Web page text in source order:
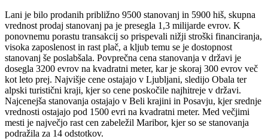
Lani je bilo prodanih približno 9500 stanovanj in 5900 hiš, skupna
vrednost prodaj stanovanj pa je presegla 1,3 milijarde evrov. K
ponovnemu porastu transakcij so prispevali nižji stroški financiranja,
visoka zaposlenost in rast plač, a kljub temu se je dostopnost
stanovanj še poslabšala. Povprečna cena stanovanja v državi je
dosegla 3200 evrov na kvadratni meter, kar je skoraj 300 evrov več
kot leto prej. Najvišje cene ostajajo v Ljubljani, sledijo Obala ter
alpski turistični kraji, kjer so cene poskočile najhitreje v državi.
Najcenejša stanovanja ostajajo v Beli krajini in Posavju, kjer srednje
vrednosti ostajajo pod 1500 evri na kvadratni meter. Med večjimi
mesti je največjo rast cen zabeležil Maribor, kjer so se stanovanja
podražila za 14 odstotkov.